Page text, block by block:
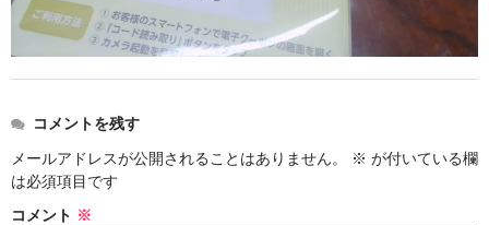
コメントを残す
メールアドレスが公開されることはありません。
※ が付いている欄
は必須項目です
コメント ※